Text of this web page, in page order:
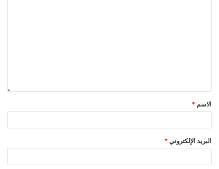
الاسم *
البريد الإلكتروني *